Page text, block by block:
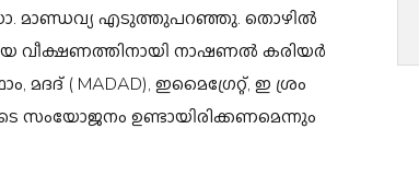
മാണ്ഡവ്യ എടുത്തുപറഞ്ഞു. തൊഴിൽ
നാഷണൽ കരിയർ
( MADAD), ഇമൈഗ്രേറ്റ്, ഇ ശ്രം
സംയോജനം ഉണ്ടായിരിക്കണമെന്നും